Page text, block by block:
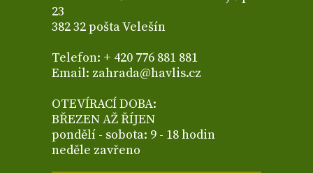
23
382 32 pošta Velešín
Telefon: + 420 776 881 881
Email: zahrada@havlis.cz
OTEVÍRACÍ DOBA:
BŘEZEN AŽ ŘÍJEN
pondělí - sobota: 9 - 18 hodin
neděle zavřeno